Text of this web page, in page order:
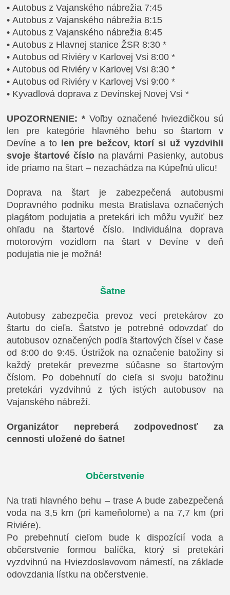
• Autobus z Vajanského nábrežia 7:45
• Autobus z Vajanského nábrežia 8:15
• Autobus z Vajanského nábrežia 8:45
• Autobus z Hlavnej stanice ŽSR 8:30 *
• Autobus od Riviéry v Karlovej Vsi 8:00 *
• Autobus od Riviéry v Karlovej Vsi 8:30 *
• Autobus od Riviéry v Karlovej Vsi 9:00 *
• Kyvadlová doprava z Devínskej Novej Vsi *
UPOZORNENIE: * Voľby označené hviezdičkou sú
len pre kategórie hlavného behu so štartom v
Devíne a to
len pre bežcov, ktorí si už vyzdvihli
svoje štartové číslona plavárni Pasienky, autobus
ide priamo na štart – nezachádza na Kúpeľnú ulicu!
Doprava na štart je zabezpečená autobusmi
Dopravného podniku mesta Bratislava označených
plagátom podujatia a pretekári ich môžu využiť bez
ohľadu na štartové číslo. Individuálna doprava
motorovým vozidlom na štart v Devíne v deň
podujatia nie je možná!
Šatne
Autobusy zabezpečia prevoz vecí pretekárov zo
štartu do cieľa. Šatstvo je potrebné odovzdať do
autobusov označených podľa štartových čísel v čase
od 8:00 do 9:45. Ústrižok na označenie batožiny si
každý pretekár prevezme súčasne so štartovým
číslom. Po dobehnutí do cieľa si svoju batožinu
pretekári vyzdvihnú z tých istých autobusov na
Vajanského nábreží.
Organizátor nepreberá zodpovednosť za
cennosti uložené do šatne!
Občerstvenie
Na trati hlavného behu – trase A bude zabezpečená
voda na 3,5 km (pri kameňolome) a na 7,7 km (pri
Riviére).
Po prebehnutí cieľom bude k dispozícií voda a
občerstvenie formou balíčka, ktorý si pretekári
vyzdvihnú na Hviezdoslavovom námestí, na základe
odovzdania lístku na občerstvenie.